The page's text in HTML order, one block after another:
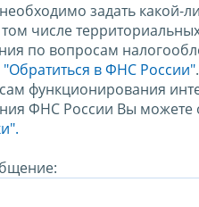
задать какой-
числе
по вопросам
"Обратиться в ФНС России".
функционирования
ФНС России Вы можете